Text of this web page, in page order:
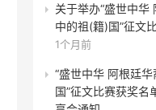
关于举办“盛世中华
中的祖(籍)国”征文
1个月前
“盛世中华 阿根廷
国”征文比赛获奖名